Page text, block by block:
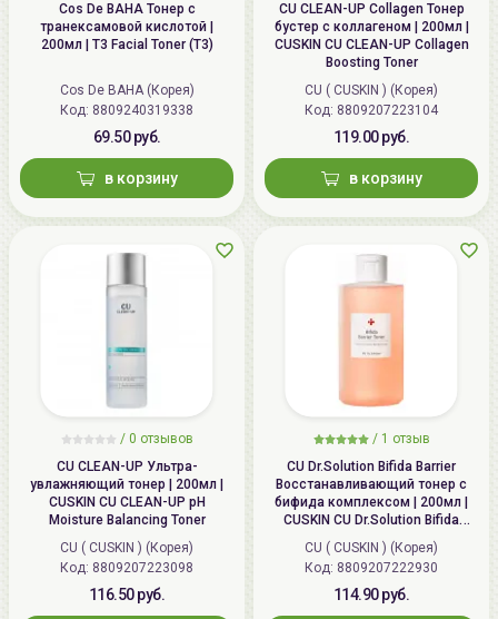
Cos De BAHA Тонер с
транексамовой кислотой |
200мл | T3 Facial Toner (T3)
Cos De BAHA (Корея)
Код: 8809240319338
69.50 руб.
в корзину
CU CLEAN-UP Collagen Тонер
бустер с коллагеном | 200мл |
CUSKIN CU CLEAN-UP Collagen
Boosting Toner
CU ( CUSKIN ) (Корея)
Код: 8809207223104
119.00 руб.
в корзину
/ 0 отзывов
CU CLEAN-UP Ультра-
увлажняющий тонер | 200мл |
CUSKIN CU CLEAN-UP pH
Moisture Balancing Toner
CU ( CUSKIN ) (Корея)
Код: 8809207223098
116.50 руб.
/ 1 отзыв
CU Dr.Solution Bifida Barrier
Восстанавливающий тонер с
бифида комплексом | 200мл |
CUSKIN CU Dr.Solution Bifida
Barrier Toner
CU ( CUSKIN ) (Корея)
Код: 8809207222930
114.90 руб.